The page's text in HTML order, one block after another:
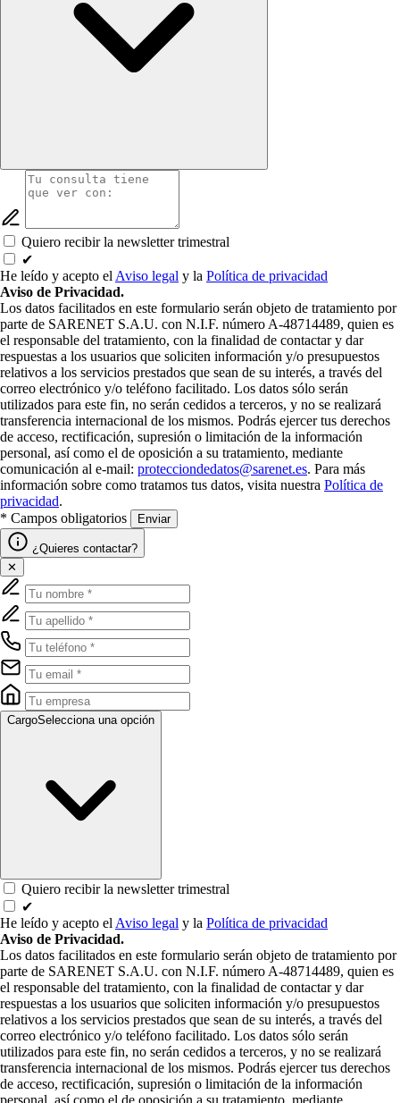
Quiero recibir la newsletter trimestral
✔
He leído y acepto el Aviso legal y la Política de privacidad
Aviso de Privacidad.
Los datos facilitados en este formulario serán objeto de tratamiento por
parte de SARENET S.A.U. con N.I.F. número A-48714489, quien es
el responsable del tratamiento, con la finalidad de contactar y dar
respuestas a los usuarios que soliciten información y/o presupuestos
relativos a los servicios prestados que sean de su interés, a través del
correo electrónico y/o teléfono facilitado. Los datos sólo serán
utilizados para este fin, no serán cedidos a terceros, y no se realizará
transferencia internacional de los mismos. Podrás ejercer tus derechos
de acceso, rectificación, supresión o limitación de la información
personal, así como el de oposición a su tratamiento, mediante
comunicación al e-mail: protecciondedatos@sarenet.es. Para más
información sobre como tratamos tus datos, visita nuestra Política de
privacidad.
* Campos obligatorios
Enviar
¿Quieres contactar?
✕
CargoSelecciona una opción
Quiero recibir la newsletter trimestral
✔
He leído y acepto el Aviso legal y la Política de privacidad
Aviso de Privacidad.
Los datos facilitados en este formulario serán objeto de tratamiento por
parte de SARENET S.A.U. con N.I.F. número A-48714489, quien es
el responsable del tratamiento, con la finalidad de contactar y dar
respuestas a los usuarios que soliciten información y/o presupuestos
relativos a los servicios prestados que sean de su interés, a través del
correo electrónico y/o teléfono facilitado. Los datos sólo serán
utilizados para este fin, no serán cedidos a terceros, y no se realizará
transferencia internacional de los mismos. Podrás ejercer tus derechos
de acceso, rectificación, supresión o limitación de la información
personal, así como el de oposición a su tratamiento, mediante